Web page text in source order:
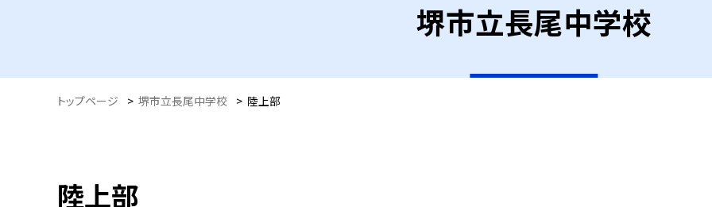
堺市立長尾中学校
トップページ > 堺市立長尾中学校 > 陸上部
陸上部